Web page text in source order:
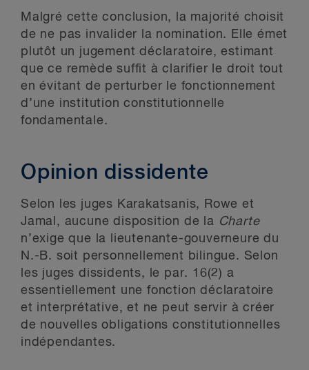
Malgré cette conclusion, la majorité choisit
de ne pas invalider la nomination. Elle émet
plutôt un jugement déclaratoire, estimant
que ce remède suffit à clarifier le droit tout
en évitant de perturber le fonctionnement
d’une institution constitutionnelle
fondamentale.
Opinion dissidente
Selon les juges Karakatsanis, Rowe et
Jamal, aucune disposition de la Charte
n’exige que la lieutenante-gouverneure du
N.-B. soit personnellement bilingue. Selon
les juges dissidents, le par. 16(2) a
essentiellement une fonction déclaratoire
et interprétative, et ne peut servir à créer
de nouvelles obligations constitutionnelles
indépendantes.